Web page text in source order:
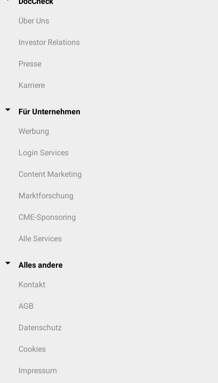
Über Uns
Investor Relations
Presse
Karriere
Für Unternehmen
Werbung
Login Services
Content Marketing
Marktforschung
CME-Sponsoring
Alle Services
Alles andere
Kontakt
AGB
Datenschutz
Cookies
Impressum